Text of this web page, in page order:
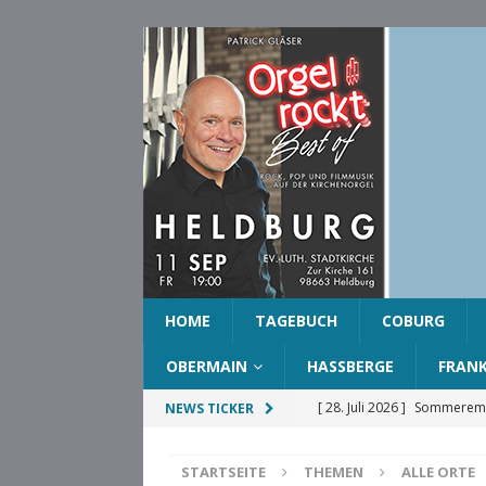
HOME TAGEBUCH COBURG
OBERMAIN HASSBERGE
NEWS TICKER [ 28. Juli 2026 ]
[ 28. Juli 2026 ] Ehrenring
STARTSEITE THEMEN ALLE ORTE